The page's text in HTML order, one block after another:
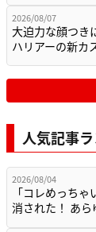
2026/08/07
大迫力な顔つき
ハリアーの新カ
人気記事
2026/08/04
「コレめっち
消された！ あ